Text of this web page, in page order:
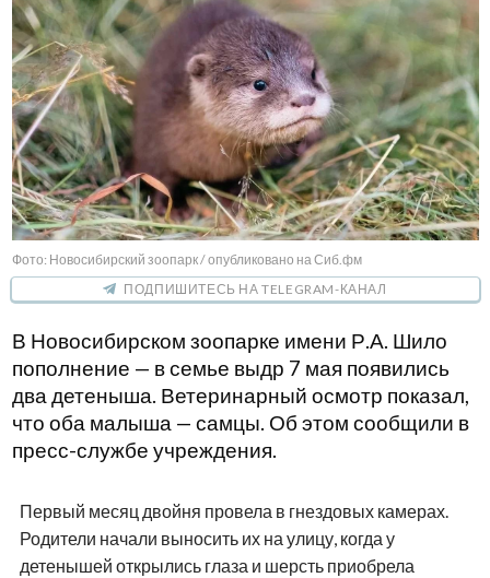
Фото: Новосибирский зоопарк / опубликовано на Сиб.фм
ПОДПИШИТЕСЬ НА TELEGRAM-КАНАЛ
В Новосибирском зоопарке имени Р.А. Шило
пополнение — в семье выдр 7 мая появились
два детеныша. Ветеринарный осмотр показал,
что оба малыша — самцы. Об этом сообщили в
пресс-службе учреждения.
Первый месяц двойня провела в гнездовых камерах.
Родители начали выносить их на улицу, когда у
детенышей открылись глаза и шерсть приобрела